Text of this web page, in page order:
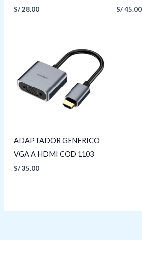
S/28.00 S/45.00
ADAPTADOR GENERICO
VGA A HDMI COD 1103
S/35.00